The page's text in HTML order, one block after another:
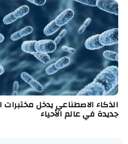
الذكاء الاصطناعي يدخل
جديدة في عالم الأحياء